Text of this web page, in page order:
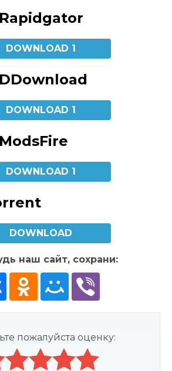
DOWNLOAD 1
DOWNLOAD 1
DOWNLOAD 1
DOWNLOAD
наш сайт, сохрани:
пожалуйста оценку: